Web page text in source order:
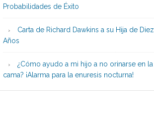
Probabilidades de Éxito
Carta de Richard Dawkins a su Hija de Diez
Años
¿Cómo ayudo a mi hijo a no orinarse en la
cama? ¡Alarma para la enuresis nocturna!